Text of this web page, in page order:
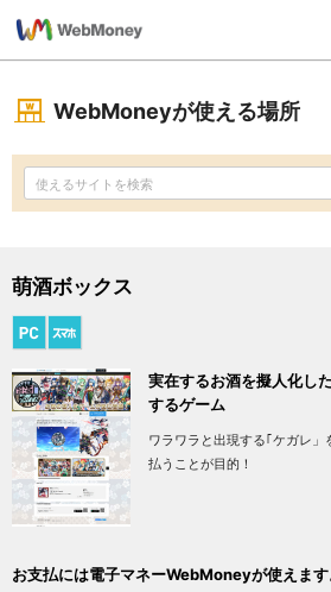
WebMoneyが使える場所
萌酒ボックス
実在するお酒を擬人化し
するゲーム
ワラワラと出現する｢ケガレ
払うことが目的！
お支払には電子マネーWebMoneyが使えます